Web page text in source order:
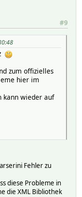
#9
zum offizielles
hier im
kann wieder auf
Fehler zu
diese Probleme in
die XML Bibliothek